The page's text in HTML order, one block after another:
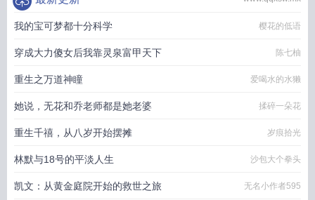
我的宝可梦都十分科学 樱花的低语
穿成大力傻女后我靠灵泉富甲天下 陈七柚
重生之万道神瞳 爱喝水的水獭
她说，无花和乔老师都是她老婆 揉碎一朵花
重生千禧，从八岁开始摆摊 岁痕拾光
林默与18号的平淡人生 沙包大个拳头
凯文：从黄金庭院开始的救世之旅 无名小作者595